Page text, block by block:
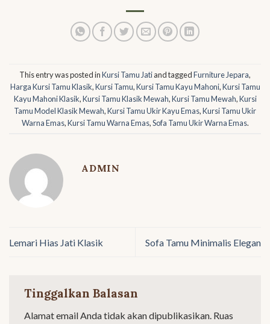
This entry was posted inKursi Tamu Jatiand taggedFurniture Jepara,
Harga Kursi Tamu Klasik,Kursi Tamu,Kursi Tamu Kayu Mahoni,Kursi Tamu
Kayu Mahoni Klasik,Kursi Tamu Klasik Mewah,Kursi Tamu Mewah,Kursi
Tamu Model Klasik Mewah,Kursi Tamu Ukir Kayu Emas,Kursi Tamu Ukir
Warna Emas,Kursi Tamu Warna Emas,Sofa Tamu Ukir Warna Emas.
ADMIN
Lemari Hias Jati Klasik Sofa Tamu Minimalis Elegan
Tinggalkan Balasan
Alamat email Anda tidak akan dipublikasikan. Ruas